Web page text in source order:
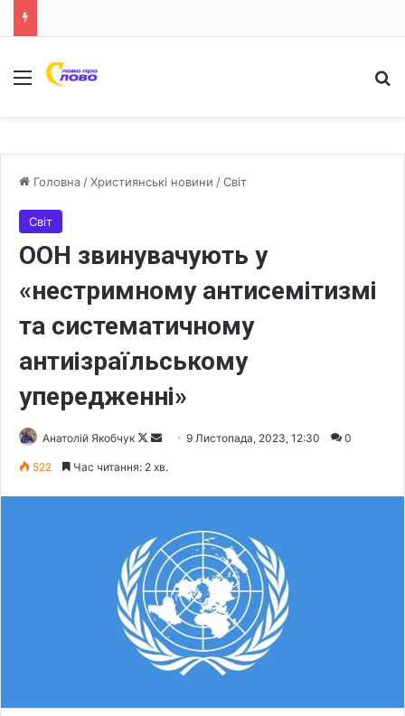
Меню
Головна /Християнські новини /Світ
Світ
ООН звинувачують у
«нестримному антисемітизмі
та систематичному
антиізраїльському
упередженні»
Анатолій Якобчук
F
w
o
n
X
n
e
m
i
l
9 Листопада, 2023, 12:30 0
522 Час читання: 2 хв.